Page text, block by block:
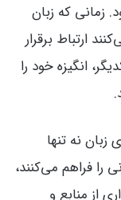
زمانی که زبان
ارتباط برقرار
انگیزه خود را
نه تنها
فراهم می‌کنند،
از منابع و